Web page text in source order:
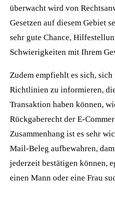
überwacht wird von
Gesetzen auf diesem Gebiet
sehr gute Chance,
Schwierigkeiten mit Ihrem
Zudem empfiehlt es sich,
Richtlinien zu informieren,
Transaktion haben können,
Rückgaberecht der E-
Zusammenhang ist es sehr
Mail-Beleg aufbewahren,
jederzeit bestätigen können,
einen Mann oder eine Frau